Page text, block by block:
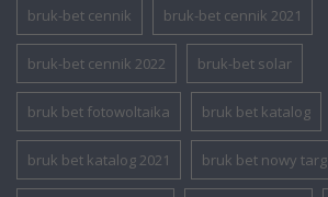
bruk-bet cennik bruk-bet cennik 2021
bruk-bet cennik 2022 bruk-bet solar
bruk bet fotowoltaika bruk bet katalog
bruk bet katalog 2021 bruk bet nowy targ